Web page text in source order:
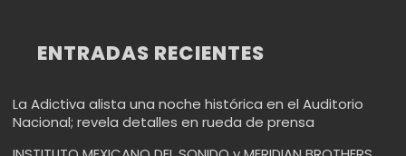
ENTRADAS RECIENTES
La Adictiva alista una noche histórica en el Auditorio
Nacional; revela detalles en rueda de prensa